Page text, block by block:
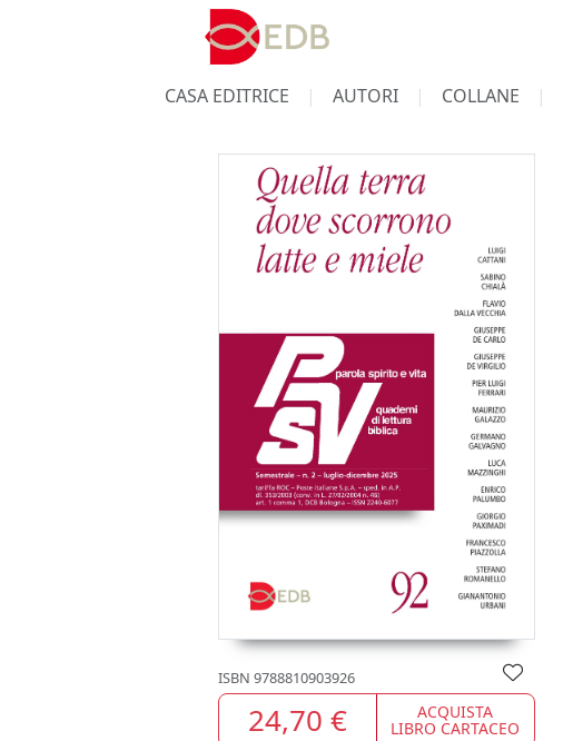
CASA EDITRICE AUTORI COLLANE
ISBN 9788810903926
24,70 € ACQUISTA
LIBRO CARTACEO